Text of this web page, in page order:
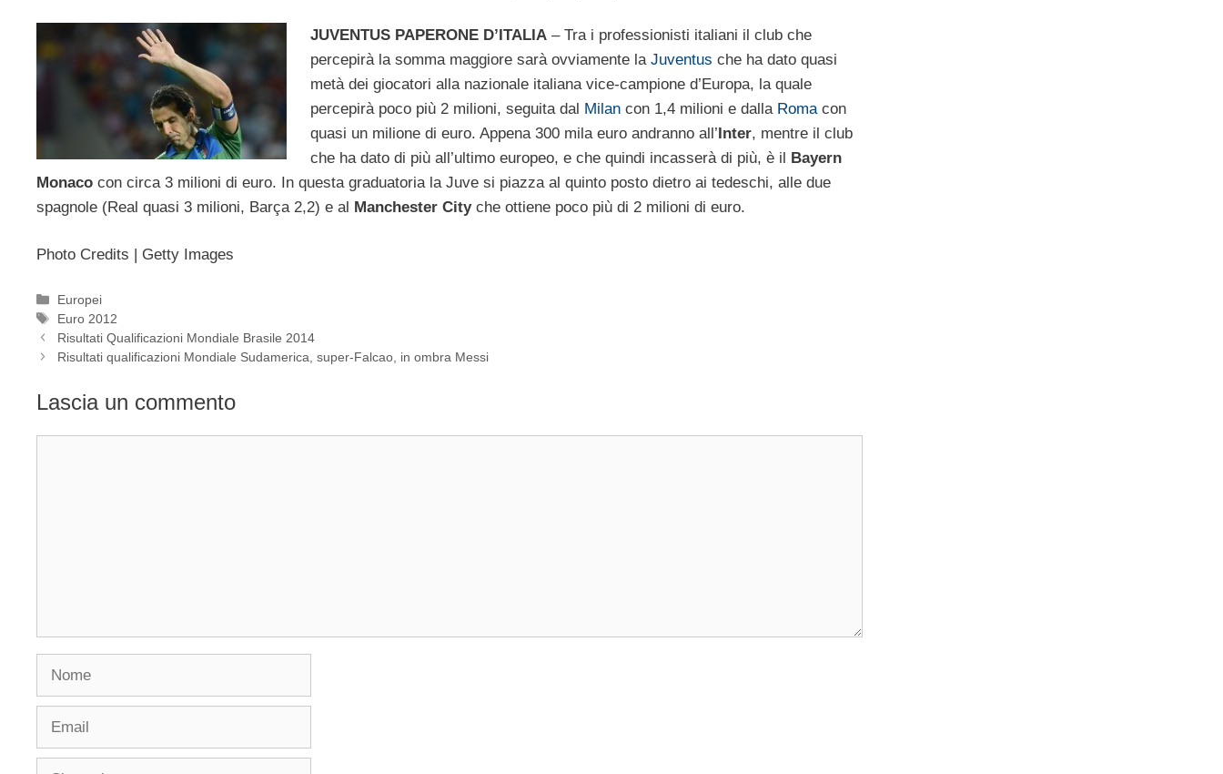
JUVENTUS PAPERONE D’ITALIA– Tra i professionisti italiani il club che
percepirà la somma maggiore sarà ovviamente la Juventus che ha dato quasi
metà dei giocatori alla nazionale italiana vice-campione d’Europa, la quale
percepirà poco più 2 milioni, seguita dal Milancon 1,4 milioni e dalla Romacon
quasi un milione di euro. Appena 300 mila euro andranno all’Inter, mentre il club
che ha dato di più all’ultimo europeo, e che quindi incasserà di più, è il Bayern
Monaco con circa 3 milioni di euro. In questa graduatoria la Juve si piazza al quinto posto dietro ai tedeschi, alle due
spagnole (Real quasi 3 milioni, Barça 2,2) e al Manchester Cityche ottiene poco più di 2 milioni di euro.
Photo Credits | Getty Images
Categorie
Europei
Tag
Euro 2012
Risultati Qualificazioni Mondiale Brasile 2014
Risultati qualificazioni Mondiale Sudamerica, super-Falcao, in ombra Messi
Lascia un commento
Nome
Email
Sito